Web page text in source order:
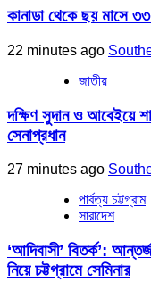
কানাডা থেকে ছয় মাসে
22 minutes ago
জাতীয়
দক্ষিণ সুদান ও আবেইয়ে
সেনাপ্রধান
27 minutes ago
পার্বত্য চট্টগ্রাম
সারাদেশ
‘আদিবাসী’ বিতর্ক’:
নিয়ে চট্টগ্রামে সেমিনার